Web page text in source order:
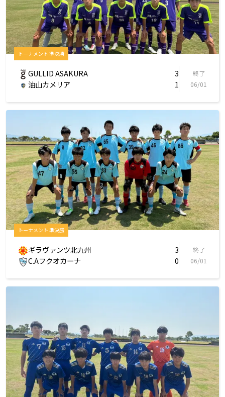
トーナメント 準決勝
GULLID ASAKURA 3
油山カメリア 1
終了
06/01
トーナメント 準決勝
ギラヴァンツ北九州 3
C.Aフクオカーナ 0
終了
06/01